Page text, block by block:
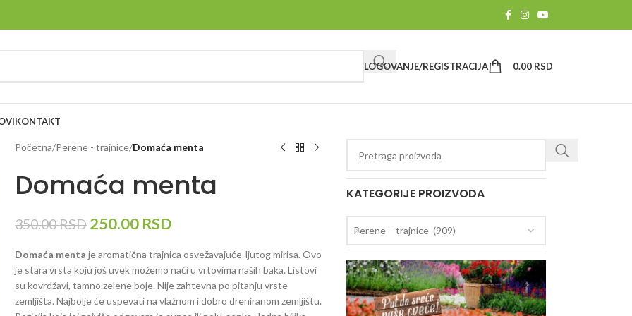
LOGOVANJE/REGISTRACIJA 0.00 RSD
KONTAKT
Početna/Perene - trajnice/Domaća menta
Domaća menta
350.00RSD250.00 RSD
Domaća menta je aromatična trajnica osvežavajuće-ljutog mirisa. Ovo
je stara vrsta koju još uvek možemo naći u vrtovima naših baka. Listovi
su kovrdžavi, tamno zelene boje. Nije zahtevna po pitanju vrste
zemljišta. Najbolje će uspevati na vlažnom i dobro dreniranom zemljištu.
KATEGORIJE PROIZVODA
Perene – trajnice (909)